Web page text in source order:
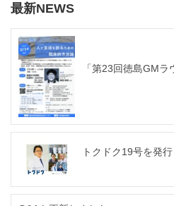
最新NEWS
「第23回徳島GM
トクドク19号を発